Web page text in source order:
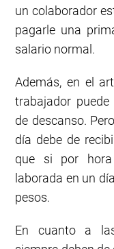
un colaborador
pagarle una
salario normal.
Además, en el
trabajador
de descanso.
día debe de
que si por
laborada en un
pesos.
En cuanto a